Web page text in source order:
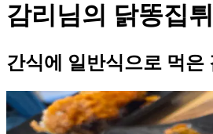
감리님의 닭똥집
간식에 일반식으로 먹